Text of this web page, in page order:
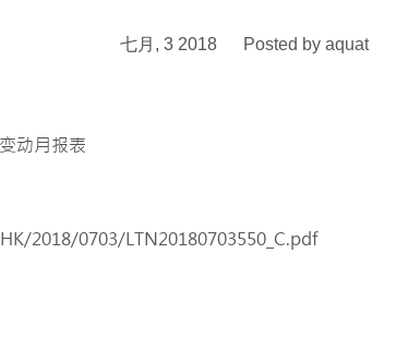
七月, 3 2018 Posted by aquat
2018/0703/LTN20180703550_C.pdf